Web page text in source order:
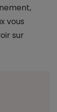
vous
sur